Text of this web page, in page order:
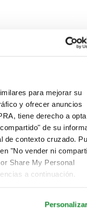
para mejorar su
y ofrecer anuncios
tiene derecho a
de su
de contexto cruzado.
"No vender ni
Share My Personal
a continuación.